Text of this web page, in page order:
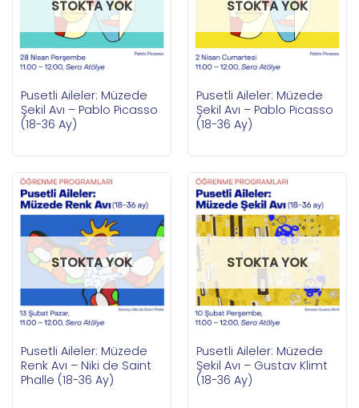
STOKTA YOK
Pusetli Aileler: Müzede
Şekil Avı – Pablo Picasso
(18-36 Ay)
STOKTA YOK
Pusetli Aileler: Müzede
Şekil Avı – Pablo Picasso
(18-36 Ay)
STOKTA YOK
Pusetli Aileler: Müzede
Renk Avı – Niki de Saint
Phalle (18-36 Ay)
STOKTA YOK
Pusetli Aileler: Müzede
Şekil Avı – Gustav Klimt
(18-36 Ay)